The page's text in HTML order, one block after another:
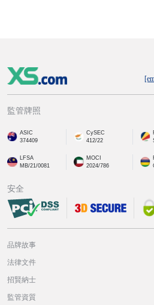
監管牌照
ASIC
374409
CySEC
412/22
LFSA
MB/21/0081
MOCI
2024/786
安全
品牌故事
法律文件
招賢納士
監管資質